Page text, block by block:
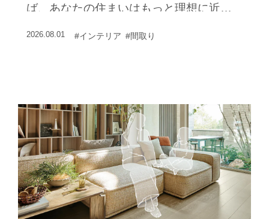
ば、あなたの住まいはもっと理想に近づ
今回は、最新のモデルハウスを例にして
2026.08.01 #インテリア #間取り